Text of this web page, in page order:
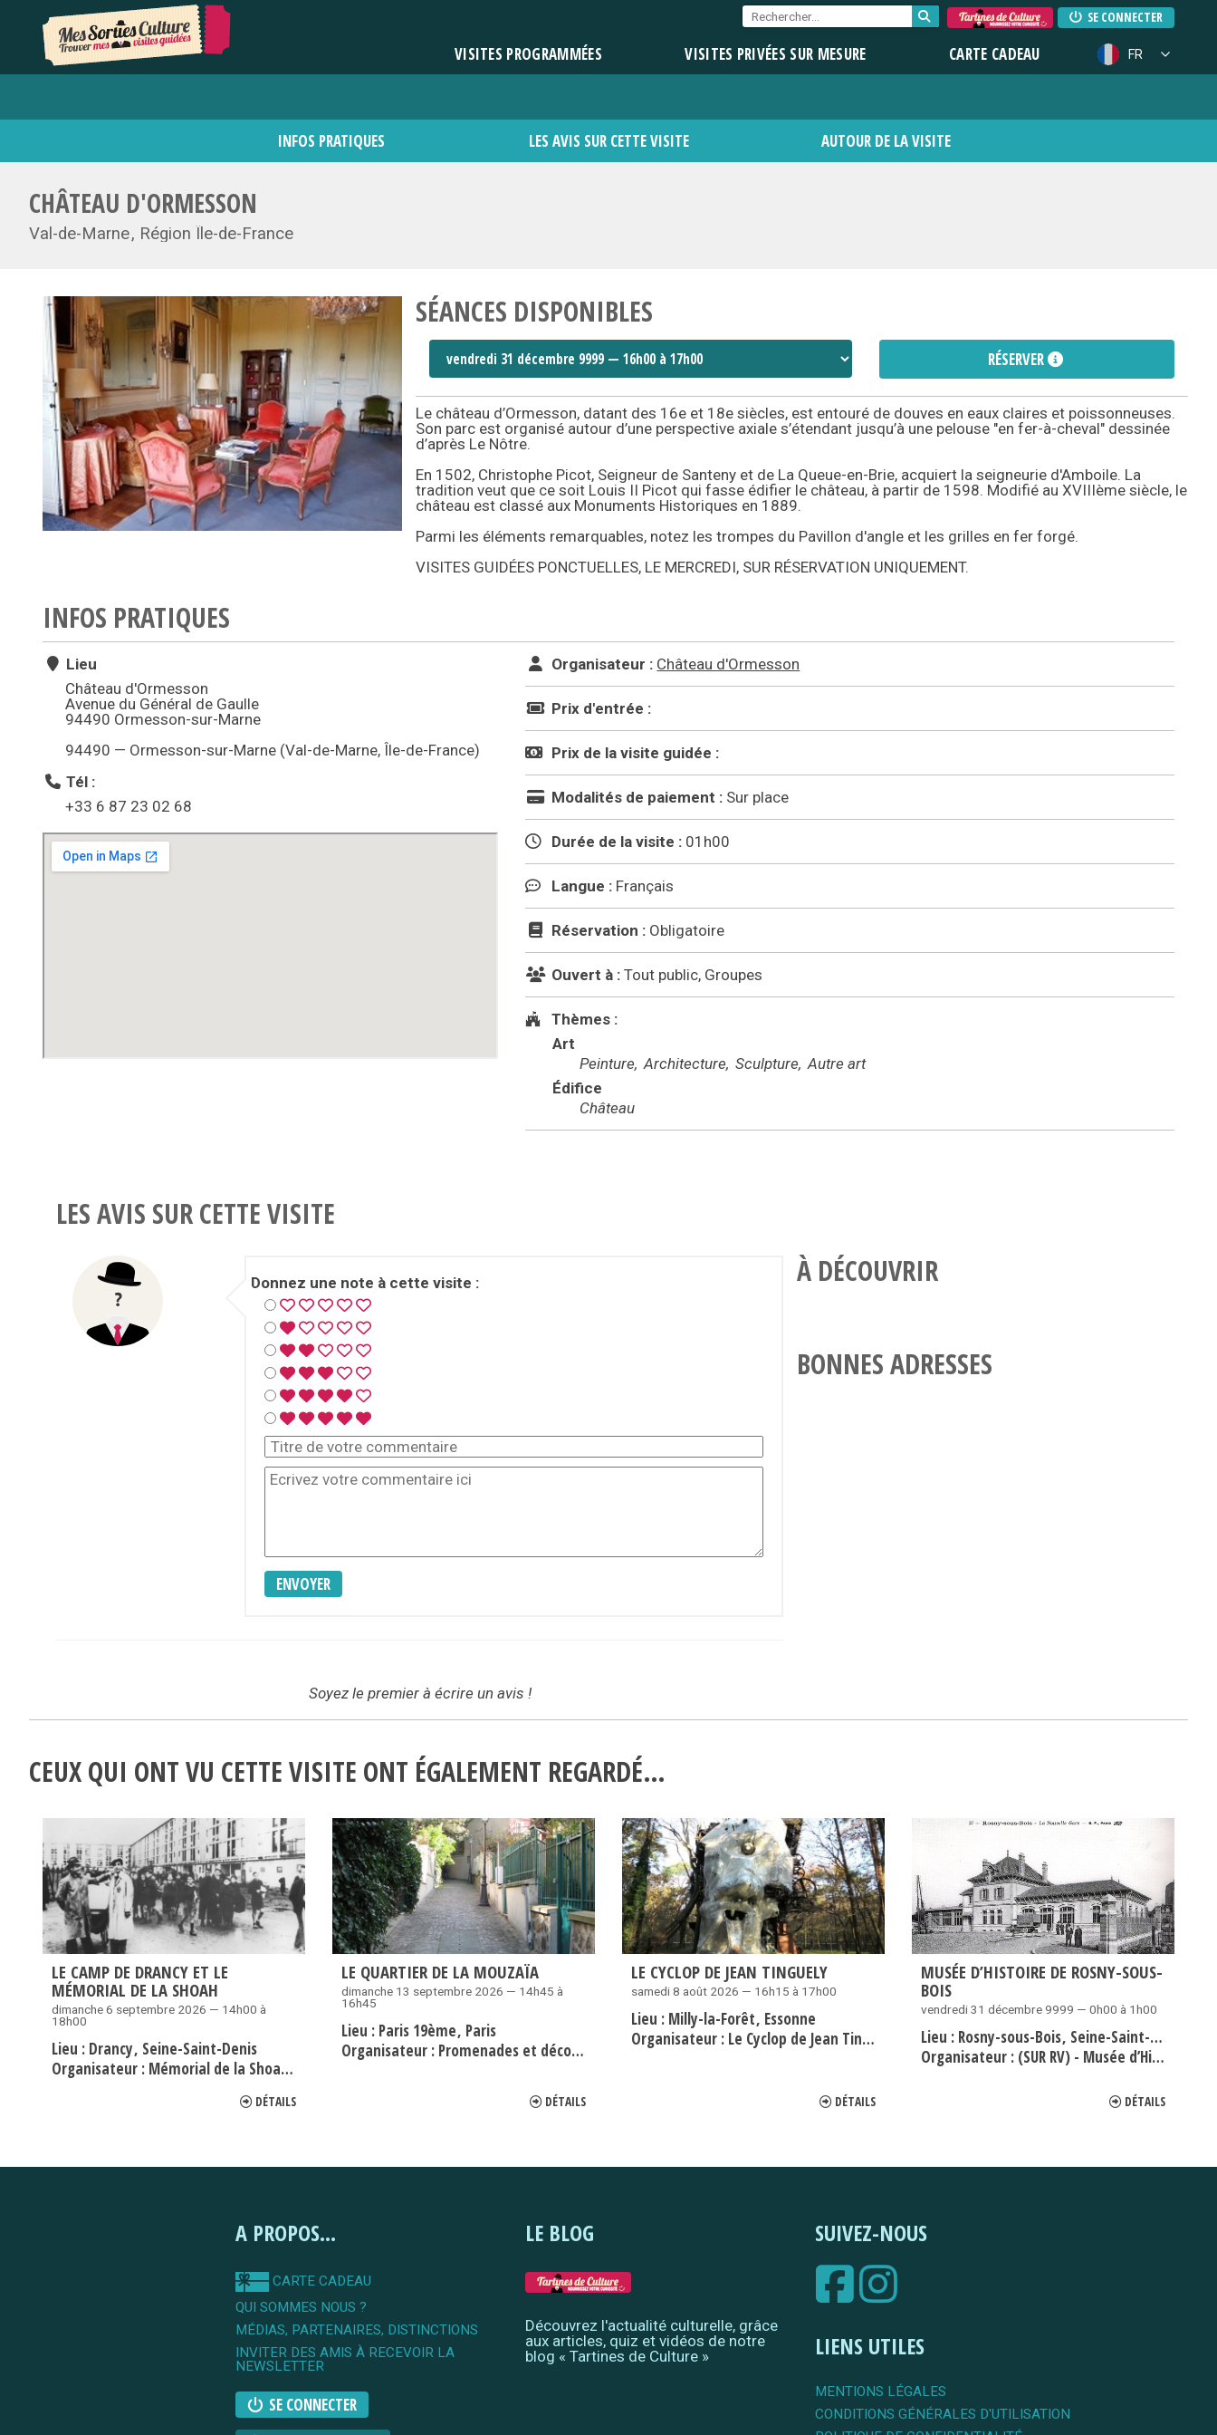
SE CONNECTER
VISITES PROGRAMMÉES VISITES PRIVÉES SUR MESURE CARTE CADEAU FR
INFOS PRATIQUES LES AVIS SUR CETTE VISITE AUTOUR DE LA VISITE
CHÂTEAU D'ORMESSON
Val-de-Marne Région Île-de-France
SÉANCES DISPONIBLES
RÉSERVER
Le château d’Ormesson, datant des 16e et 18e siècles, est entouré de douves en eaux claires et poissonneuses.
Son parc est organisé autour d’une perspective axiale s’étendant jusqu’à une pelouse "en fer-à-cheval" dessinée
d’après Le Nôtre.
En 1502, Christophe Picot, Seigneur de Santeny et de La Queue-en-Brie, acquiert la seigneurie d'Amboile. La
tradition veut que ce soit Louis II Picot qui fasse édifier le château, à partir de 1598. Modifié au XVIIIème siècle, le
château est classé aux Monuments Historiques en 1889.
Parmi les éléments remarquables, notez les trompes du Pavillon d'angle et les grilles en fer forgé.
VISITES GUIDÉES PONCTUELLES, LE MERCREDI, SUR RÉSERVATION UNIQUEMENT.
INFOS PRATIQUES
Lieu
Château d'Ormesson
Avenue du Général de Gaulle
94490 Ormesson-sur-Marne
94490 — Ormesson-sur-Marne (Val-de-Marne, Île-de-France)
Tél :
+33 6 87 23 02 68
Organisateur : Château d'Ormesson
Prix d'entrée :
Prix de la visite guidée :
Modalités de paiement : Sur place
Durée de la visite : 01h00
Langue : Français
Réservation : Obligatoire
Ouvert à : Tout public, Groupes
Thèmes :
Art
Peinture Architecture Sculpture Autre art
Édifice
Château
LES AVIS SUR CETTE VISITE
Donnez une note à cette visite :
ENVOYER
Soyez le premier à écrire un avis !
À DÉCOUVRIR
BONNES ADRESSES
CEUX QUI ONT VU CETTE VISITE ONT ÉGALEMENT REGARDÉ…
LE CAMP DE DRANCY ET LE
MÉMORIAL DE LA SHOAH
dimanche 6 septembre 2026 — 14h00 à
18h00
Lieu : Drancy Seine-Saint-Denis
Organisateur : Mémorial de la Shoah de Drancy
DÉTAILS
LE QUARTIER DE LA MOUZAÏA
dimanche 13 septembre 2026 — 14h45 à
16h45
Lieu : Paris 19ème Paris
Organisateur : Promenades et découvertes - Evremond Bac
DÉTAILS
LE CYCLOP DE JEAN TINGUELY
samedi 8 août 2026 — 16h15 à 17h00
Lieu : Milly-la-Forêt Essonne
Organisateur : Le Cyclop de Jean Tinguely
DÉTAILS
MUSÉE D’HISTOIRE DE ROSNY-SOUS-
BOIS
vendredi 31 décembre 9999 — 0h00 à 1h00
Lieu : Rosny-sous-Bois Seine-Saint-Denis
Organisateur : (SUR RV) - Musée d’Histoire de Rosny-sous-Bois
DÉTAILS
A PROPOS...
CARTE CADEAU
QUI SOMMES NOUS ?
MÉDIAS, PARTENAIRES, DISTINCTIONS
INVITER DES AMIS À RECEVOIR LA
NEWSLETTER
SE CONNECTER
LE BLOG
Découvrez l'actualité culturelle, grâce
aux articles, quiz et vidéos de notre
blog « Tartines de Culture »
SUIVEZ-NOUS
LIENS UTILES
MENTIONS LÉGALES
CONDITIONS GÉNÉRALES D'UTILISATION